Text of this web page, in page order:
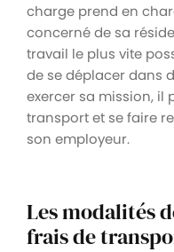
charge prend en
concerné de sa
travail le plus vite
de se déplacer dans
exercer sa mission, il
transport et se faire
son employeur.
Les modalités
frais de